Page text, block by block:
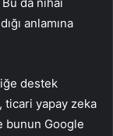
anlamına
destek
yapay zeka
bunun Google